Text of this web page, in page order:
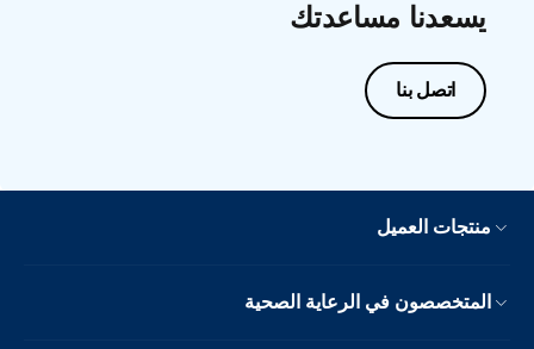
يسعدنا مساعدتك
اتصل بنا
منتجات العميل
المتخصصون في الرعاية الصحية